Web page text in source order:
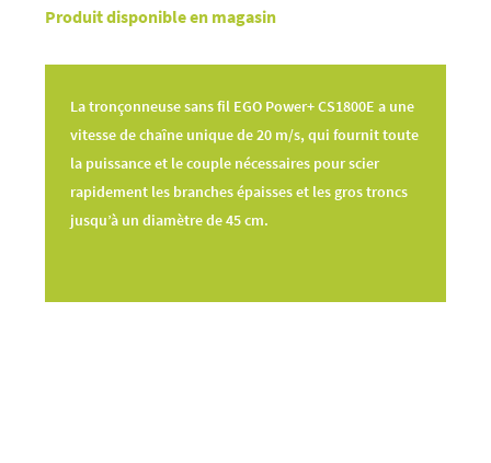
Produit disponible en magasin
La tronçonneuse sans fil EGO Power+ CS1800E a une
vitesse de chaîne unique de 20 m/s, qui fournit toute
la puissance et le couple nécessaires pour scier
rapidement les branches épaisses et les gros troncs
jusqu’à un diamètre de 45 cm.